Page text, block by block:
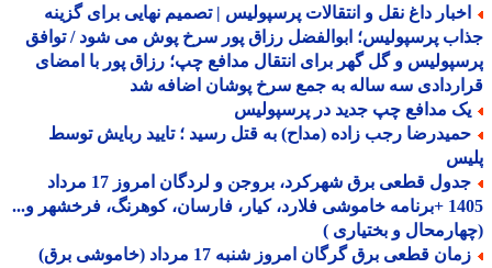
داغ نقل و انتقالات پرسپولیس | تصمیم نهایی برای گزینه
پرسپولیس؛ ابوالفضل رزاق پور سرخ پوش می شود / توافق
و گل گهر برای انتقال مدافع چپ؛ رزاق پور با امضای
سه ساله به جمع سرخ پوشان اضافه شد
مدافع چپ جدید در پرسپولیس
رجب زاده (مداح) به قتل رسید ؛ تایید ربایش توسط
جدول قطعی برق شهرکرد، بروجن و لردگان امروز 17 مرداد
1405 +برنامه خاموشی فلارد، کیار، فارسان، کوهرنگ، فرخشهر و...
و بختیاری )
قطعی برق گرگان امروز شنبه 17 مرداد (خاموشی برق)